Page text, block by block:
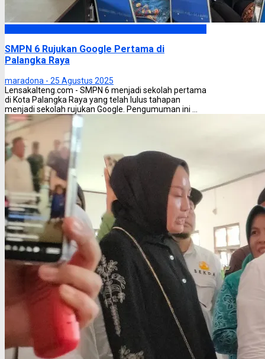
SMPN 6 Rujukan Google Pertama di
Palangka Raya
maradona - 25 Agustus 2025
Lensakalteng.com - SMPN 6 menjadi sekolah pertama
di Kota Palangka Raya yang telah lulus tahapan
menjadi sekolah rujukan Google. Pengumuman ini ...